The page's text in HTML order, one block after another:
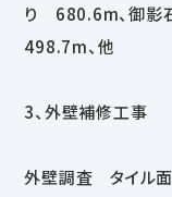
り 680.6m、御影
498.7m、他
3、外壁補修工事
外壁調査 タイル